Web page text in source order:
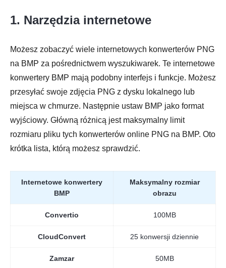
1. Narzędzia internetowe
Możesz zobaczyć wiele internetowych konwerterów PNG
na BMP za pośrednictwem wyszukiwarek. Te internetowe
konwertery BMP mają podobny interfejs i funkcje. Możesz
przesyłać swoje zdjęcia PNG z dysku lokalnego lub
miejsca w chmurze. Następnie ustaw BMP jako format
wyjściowy. Główną różnicą jest maksymalny limit
rozmiaru pliku tych konwerterów online PNG na BMP. Oto
krótka lista, którą możesz sprawdzić.
Internetowe konwertery
BMP
Maksymalny rozmiar
obrazu
Convertio 100MB
CloudConvert 25 konwersji dziennie
Zamzar 50MB